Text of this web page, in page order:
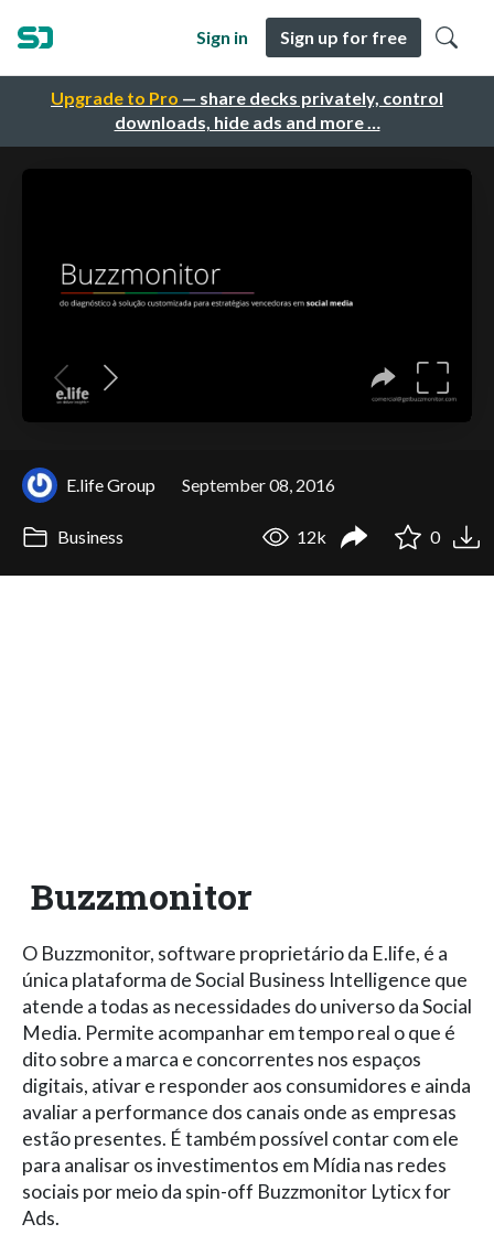
Upgrade to Pro — share decks privately, control
downloads, hide ads and more …
Sign in Sign up for free
E.life Group September 08, 2016
Business 12k 0
Buzzmonitor
O Buzzmonitor, software proprietário da E.life, é a
única plataforma de Social Business Intelligence que
atende a todas as necessidades do universo da Social
Media. Permite acompanhar em tempo real o que é
dito sobre a marca e concorrentes nos espaços
digitais, ativar e responder aos consumidores e ainda
avaliar a performance dos canais onde as empresas
estão presentes. É também possível contar com ele
para analisar os investimentos em Mídia nas redes
sociais por meio da spin-off Buzzmonitor Lyticx for
Ads.